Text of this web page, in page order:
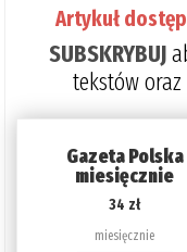
Artykuł
SUBSKRYBUJ
tekstów
Gazeta Polska
miesięcznie
34 zł
miesięcznie